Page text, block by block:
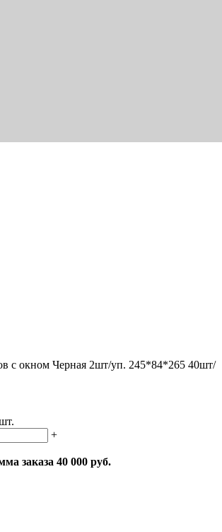
с окном Черная 2шт/уп. 245*84*265 40шт/
+
заказа 40 000 руб.